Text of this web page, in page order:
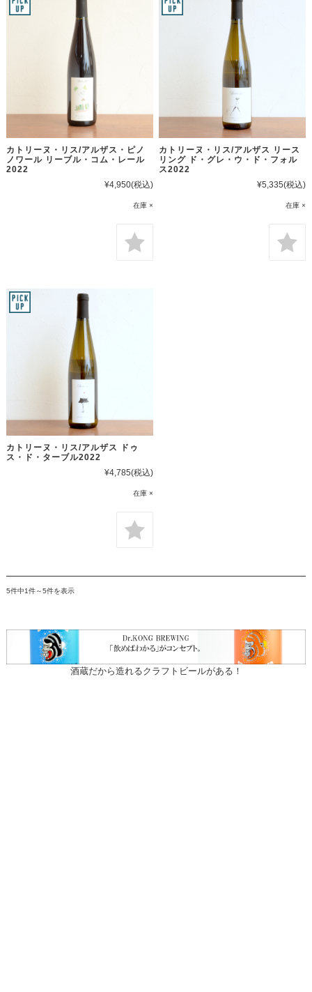
カトリーヌ・リス/アルザス・ピノ
ノワール リーブル・コム・レール
2022
¥4,950(税込)
在庫 ×
カトリーヌ・リス/アルザス リース
リング ド・グレ・ウ・ド・フォル
ス2022
¥5,335(税込)
在庫 ×
カトリーヌ・リス/アルザス ドゥ
ス・ド・ターブル2022
¥4,785(税込)
在庫 ×
5件中1件～5件を表示
酒蔵だから造れるクラフトビールがある！